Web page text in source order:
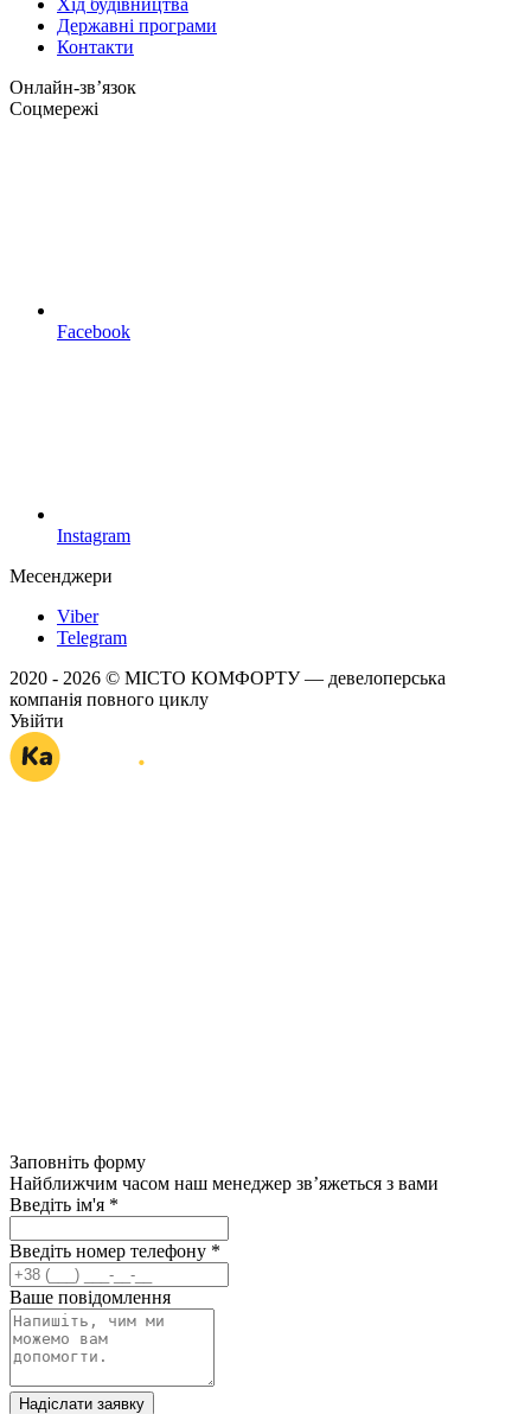
Хід будівництва
Державні програми
Контакти
Онлайн-звʼязок
Соцмережі
Facebook
Instagram
Месенджери
Viber
Telegram
2020 - 2026 © МІСТО КОМФОРТУ — девелоперська
компанія повного циклу
Увійти
Заповніть форму
Найближчим часом наш менеджер зв’яжеться з вами
Введіть ім'я *
Введіть номер телефону *
Ваше повідомлення
Надіслати заявку